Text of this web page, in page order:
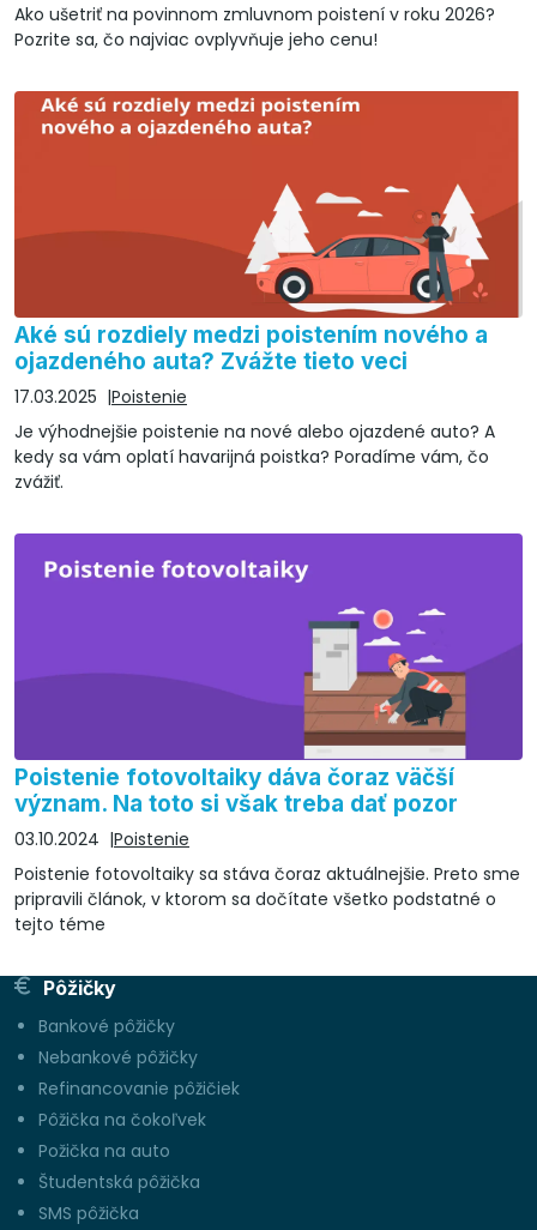
Ako ušetriť na povinnom zmluvnom poistení v roku 2026?
Pozrite sa, čo najviac ovplyvňuje jeho cenu!
Aké sú rozdiely medzi poistením nového a
ojazdeného auta? Zvážte tieto veci
17.03.2025
Poistenie
Je výhodnejšie poistenie na nové alebo ojazdené auto? A
kedy sa vám oplatí havarijná poistka? Poradíme vám, čo
zvážiť.
Poistenie fotovoltaiky dáva čoraz väčší
význam. Na toto si však treba dať pozor
03.10.2024
Poistenie
Poistenie fotovoltaiky sa stáva čoraz aktuálnejšie. Preto sme
pripravili článok, v ktorom sa dočítate všetko podstatné o
tejto téme
Pôžičky
Bankové pôžičky
Nebankové pôžičky
Refinancovanie pôžičiek
Pôžička na čokoľvek
Požička na auto
Študentská pôžička
SMS pôžička